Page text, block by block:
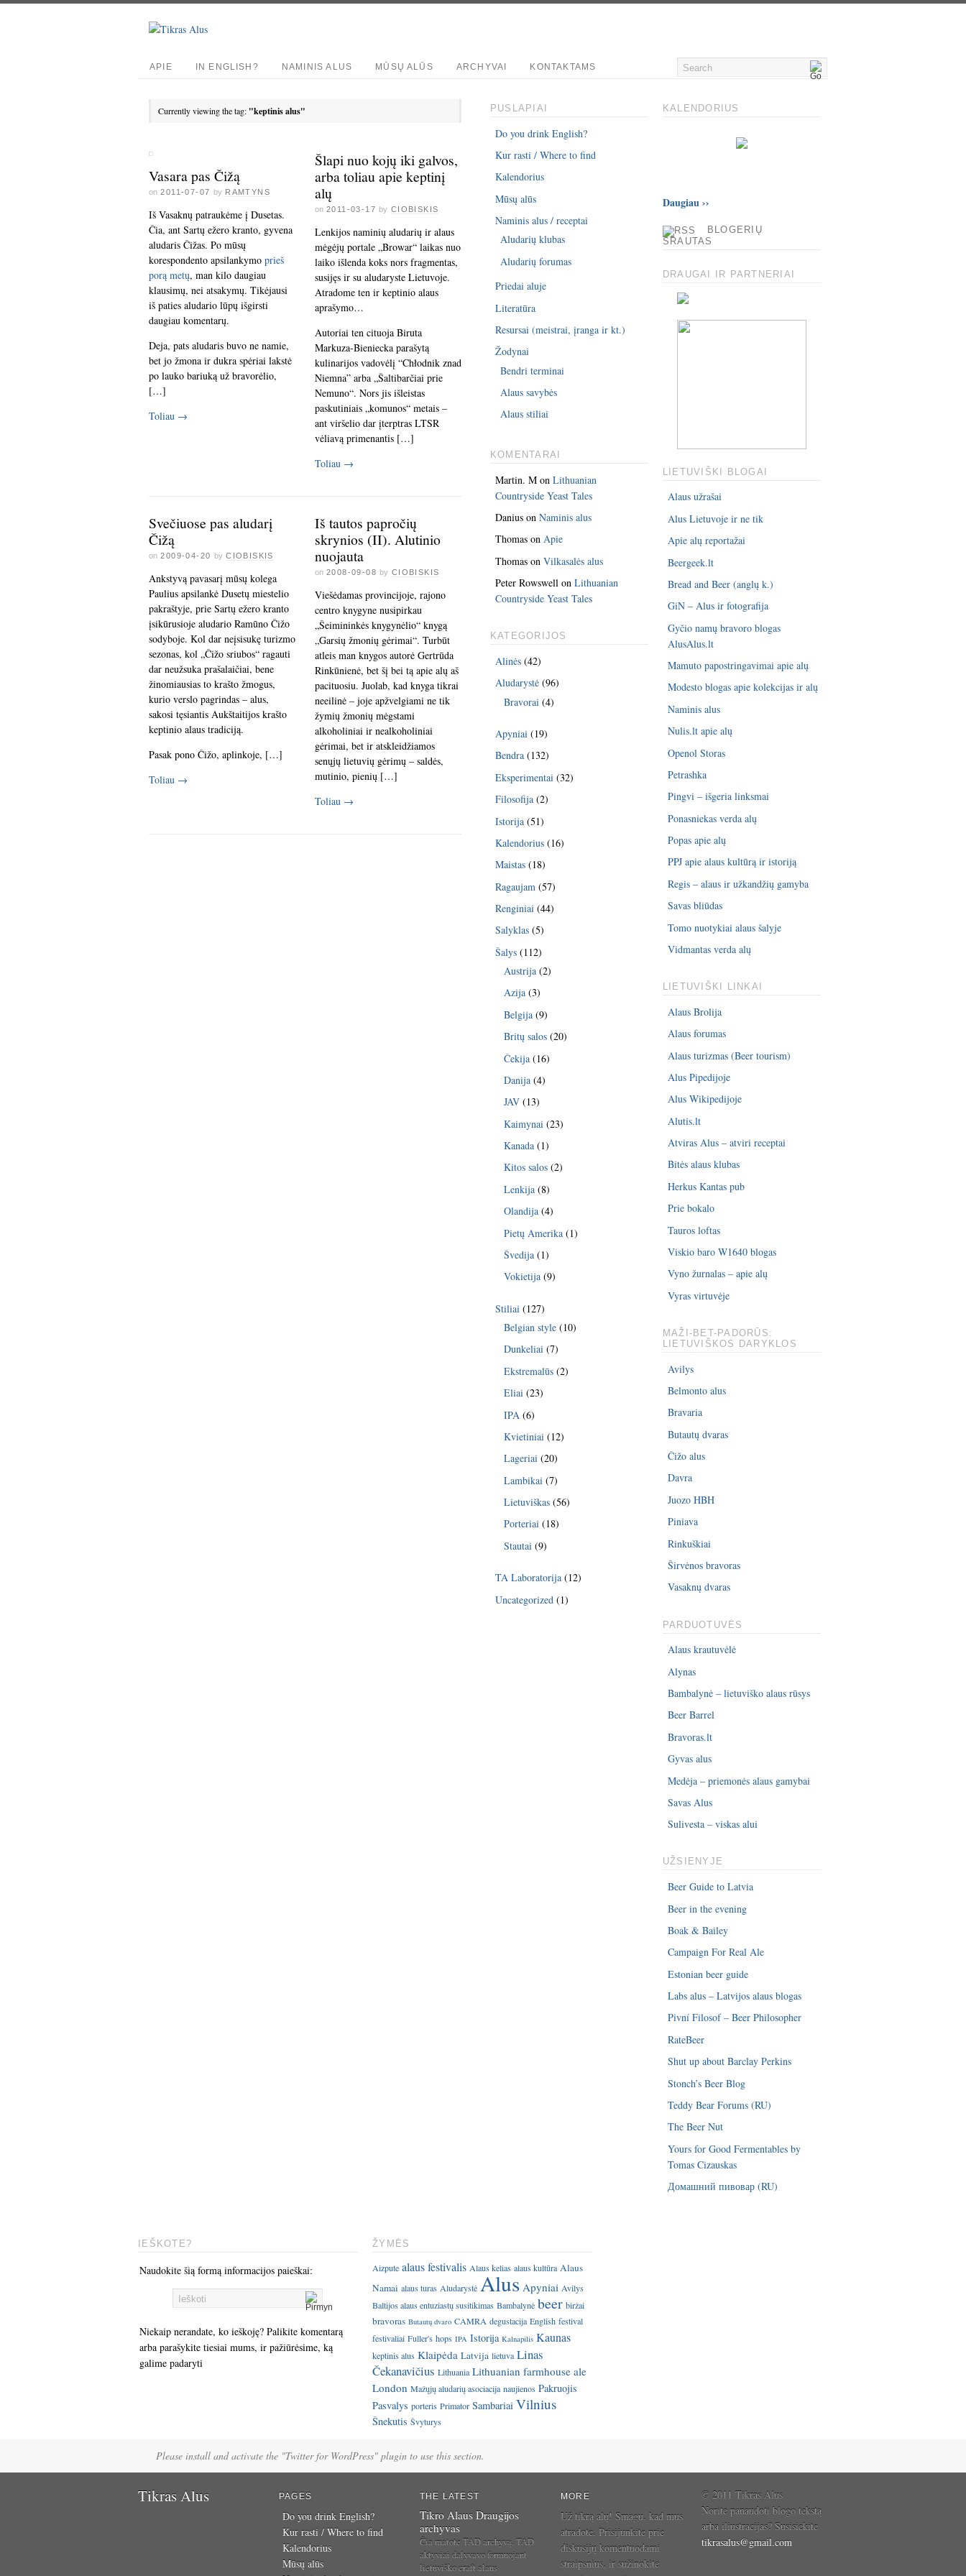
APIE IN ENGLISH? NAMINIS ALUS MŪSŲ ALŪS ARCHYVAI KONTAKTAMS
Currently viewing the tag: "keptinis alus"
Vasara pas Čižą
on 2011-07-07 by RAMTYNS
Iš Vasaknų patraukėme į Dusetas.
Čia, ant Sartų ežero kranto, gyvena
aludaris Čižas. Po mūsų
korespondento apsilankymo prieš
porą metų, man kilo daugiau
klausimų, nei atsakymų. Tikėjausi
iš paties aludario lūpų išgirsti
daugiau komentarų.
Deja, pats aludaris buvo ne namie,
bet jo žmona ir dukra spėriai lakstė
po lauko bariuką už bravorėlio,
[…]
Toliau →
Šlapi nuo kojų iki galvos,
arba toliau apie keptinį
alų
on 2011-03-17 by CIOBISKIS
Lenkijos naminių aludarių ir alaus
mėgėjų portale „Browar“ laikas nuo
laiko išlenda koks nors fragmentas,
susijęs ir su aludaryste Lietuvoje.
Atradome ten ir keptinio alaus
aprašymo…
Autoriai ten cituoja Biruta
Markuza-Bieniecka parašytą
kulinarijos vadovėlį “Chłodnik znad
Niemna” arba „Šaltibarčiai prie
Nemuno“. Nors jis išleistas
paskutiniais „komunos“ metais –
ant viršelio dar įterptras LTSR
vėliavą primenantis […]
Toliau →
Svečiuose pas aludarį
Čižą
on 2009-04-20 by CIOBISKIS
Ankstyvą pavasarį mūsų kolega
Paulius apsilankė Dusetų miestelio
pakraštyje, prie Sartų ežero kranto
įsikūrusioje aludario Ramūno Čižo
sodyboje. Kol dar neįsisukę turizmo
sezonas, kol „Čižo sriubos“ ragauti
dar neužsuka prašalaičiai, bene
žinomiausias to krašto žmogus,
kurio verslo pagrindas – alus,
sakosi tęsiantis Aukštaitijos krašto
keptinio alaus tradiciją.
Pasak pono Čižo, aplinkoje, […]
Toliau →
Iš tautos papročių
skrynios (II). Alutinio
nuojauta
on 2008-09-08 by CIOBISKIS
Viešėdamas provincijoje, rajono
centro knygyne nusipirkau
„Šeimininkės knygynėlio“ knygą
„Garsių žmonių gėrimai“. Turbūt
atleis man knygos autorė Gertrūda
Rinkūnienė, bet šį bei tą apie alų aš
pacituosiu. Juolab, kad knyga tikrai
neeilinė – joje apžvelgiami ne tik
žymių žmonių mėgstami
alkoholiniai ir nealkoholiniai
gėrimai, bet ir atskleidžiamos
senųjų lietuvių gėrimų – saldės,
mutinio, pienių […]
Toliau →
PUSLAPIAI
Do you drink English?
Kur rasti / Where to find
Kalendorius
Mūsų alūs
Naminis alus / receptai
Aludarių klubas
Aludarių forumas
Priedai aluje
Literatūra
Resursai (meistrai, įranga ir kt.)
Žodynai
Bendri terminai
Alaus savybės
Alaus stiliai
KOMENTARAI
Martin. M onLithuanian
Countryside Yeast Tales
Danius onNaminis alus
Thomas onApie
Thomas onVilkasalės alus
Peter Rowswell onLithuanian
Countryside Yeast Tales
KATEGORIJOS
Alinės (42)
Aludarystė (96)
Bravorai (4)
Apyniai (19)
Bendra (132)
Eksperimentai (32)
Filosofija (2)
Istorija (51)
Kalendorius (16)
Maistas (18)
Ragaujam (57)
Renginiai (44)
Salyklas (5)
Šalys (112)
Austrija (2)
Azija (3)
Belgija (9)
Britų salos (20)
Čekija (16)
Danija (4)
JAV (13)
Kaimynai (23)
Kanada (1)
Kitos salos (2)
Lenkija (8)
Olandija (4)
Pietų Amerika (1)
Švedija (1)
Vokietija (9)
Stiliai (127)
Belgian style (10)
Dunkeliai (7)
Ekstremalūs (2)
Eliai (23)
IPA (6)
Kvietiniai (12)
Lageriai (20)
Lambikai (7)
Lietuviškas (56)
Porteriai (18)
Stautai (9)
TA Laboratorija (12)
Uncategorized (1)
KALENDORIUS
Daugiau››
BLOGERIŲ
SRAUTAS
DRAUGAI IR PARTNERIAI
LIETUVIŠKI BLOGAI
Alaus užrašai
Alus Lietuvoje ir ne tik
Apie alų reportažai
Beergeek.lt
Bread and Beer (anglų k.)
GiN – Alus ir fotografija
Gyčio namų bravoro blogas
AlusAlus.lt
Mamuto papostringavimai apie alų
Modesto blogas apie kolekcijas ir alų
Naminis alus
Nulis.lt apie alų
Openol Storas
Petrashka
Pingvi – išgeria linksmai
Ponasniekas verda alų
Popas apie alų
PPJ apie alaus kultūrą ir istoriją
Regis – alaus ir užkandžių gamyba
Savas bliūdas
Tomo nuotykiai alaus šalyje
Vidmantas verda alų
LIETUVIŠKI LINKAI
Alaus Brolija
Alaus forumas
Alaus turizmas (Beer tourism)
Alus Pipedijoje
Alus Wikipedijoje
Alutis.lt
Atviras Alus – atviri receptai
Bitės alaus klubas
Herkus Kantas pub
Prie bokalo
Tauros loftas
Viskio baro W1640 blogas
Vyno žurnalas – apie alų
Vyras virtuvėje
MAŽI-BET-PADORŪS:
LIETUVIŠKOS DARYKLOS
Avilys
Belmonto alus
Bravaria
Butautų dvaras
Čižo alus
Davra
Juozo HBH
Piniava
Rinkuškiai
Širvėnos bravoras
Vasaknų dvaras
PARDUOTUVĖS
Alaus krautuvėlė
Alynas
Bambalynė – lietuviško alaus rūsys
Beer Barrel
Bravoras.lt
Gyvas alus
Medėja – priemonės alaus gamybai
Savas Alus
Sulivesta – viskas alui
UŽSIENYJE
Beer Guide to Latvia
Beer in the evening
Boak & Bailey
Campaign For Real Ale
Estonian beer guide
Labs alus – Latvijos alaus blogas
Pivní Filosof – Beer Philosopher
RateBeer
Shut up about Barclay Perkins
Stonch’s Beer Blog
Teddy Bear Forums (RU)
The Beer Nut
Yours for Good Fermentables by
Tomas Cizauskas
Домашний пивовар (RU)
IEŠKOTE?
Naudokite šią formą informacijos paieškai:
Niekaip nerandate, ko ieškoję? Palikite komentarą
arba parašykite tiesiai mums, ir pažiūrėsime, ką
galime padaryti
ŽYMĖS
Aizpute alaus festivalis Alaus kelias alaus kultūra Alaus
Namai alaus turas Aludarystė Alus Apyniai Avilys
Baltijos alaus entuziastų susitikimas Bambalynė beer biržai
bravoras Butautų dvaro CAMRA degustacija English festival
festivaliai Fuller's hops IPA Istorija Kalnapilis Kaunas
keptinis alus Klaipėda Latvija lietuva Linas
Čekanavičius Lithuania Lithuanian farmhouse ale
London Mažųjų aludarių asociacija naujienos Pakruojis
Pasvalys porteris Primator Sambariai Vilnius
Šnekutis Švyturys
Please install and activate the "Twitter for WordPress" plugin to use this section.
Tikras Alus PAGES
Do you drink English?
Kur rasti / Where to find
Kalendorius
Mūsų alūs
THE LATEST
Tikro Alaus Draugijos
archyvas
Čia matote TAD archyvą. TAD
aktyviai dalyvavo formuojant
lietuviško craft alaus
MORE
Už tikrą alų! Smagu, kad mus
atradote. Prisijunkite prie
diskusijų komentuodami
straipsnius, ir sužinokite
© 2011 Tikras Alus
Norite panaudoti blogo tekstą
arba iliustracijas? Susisiekite
tikrasalus@gmail.com